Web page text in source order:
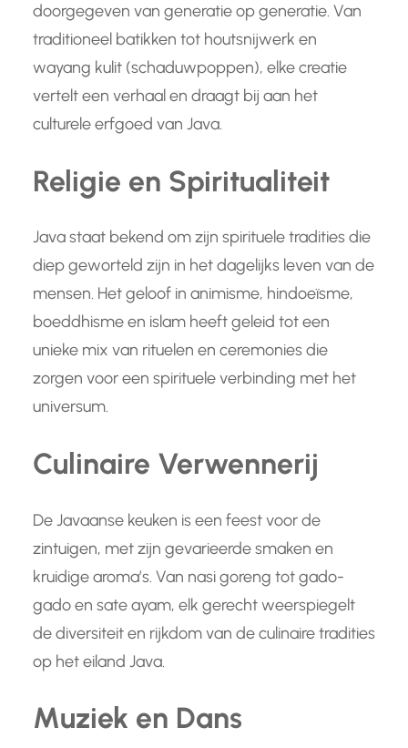
doorgegeven van generatie op generatie. Van
traditioneel batikken tot houtsnijwerk en
wayang kulit (schaduwpoppen), elke creatie
vertelt een verhaal en draagt bij aan het
culturele erfgoed van Java.
Religie en Spiritualiteit
Java staat bekend om zijn spirituele tradities die
diep geworteld zijn in het dagelijks leven van de
mensen. Het geloof in animisme, hindoeïsme,
boeddhisme en islam heeft geleid tot een
unieke mix van rituelen en ceremonies die
zorgen voor een spirituele verbinding met het
universum.
Culinaire Verwennerij
De Javaanse keuken is een feest voor de
zintuigen, met zijn gevarieerde smaken en
kruidige aroma’s. Van nasi goreng tot gado-
gado en sate ayam, elk gerecht weerspiegelt
de diversiteit en rijkdom van de culinaire tradities
op het eiland Java.
Muziek en Dans